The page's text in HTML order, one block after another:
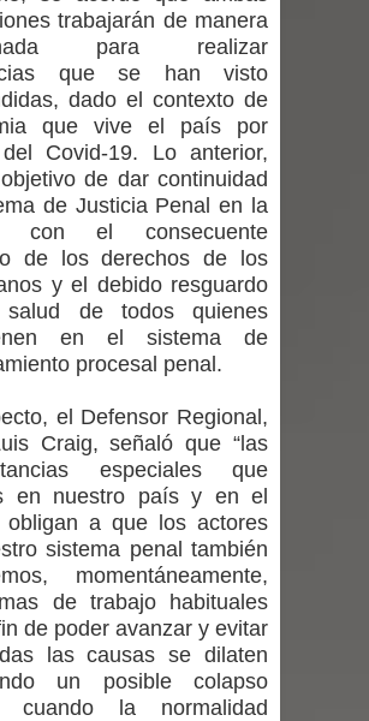
Talca
Diputado Jorge Guzmán rechaza
proyecto de interconexión eléctrica
en la alta cordillera del Maule por su
impacto ambiental
INDAP entregó $189 millones en
Municipalidad de Curicó apuesta a la
innovación en tecnología educativa
con nuevas pantallas interactivas del
Colegio El Boldo
Seremi de Desarrollo Social y Familia
lanzó en el Maule el Fondo
trabajarán de manera
para realizar
que se han visto
dado el contexto de
que vive el país por
Covid-19. Lo anterior,
de dar continuidad
de Justicia Penal en la
con el consecuente
de los derechos de los
y el debido resguardo
de todos quienes
en el sistema de
procesal penal.
el Defensor Regional,
Craig, señaló que “las
especiales que
en nuestro país y en el
obligan a que los actores
sistema penal también
momentáneamente,
de trabajo habituales
de poder avanzar y evitar
las causas se dilaten
un posible colapso
cuando la normalidad